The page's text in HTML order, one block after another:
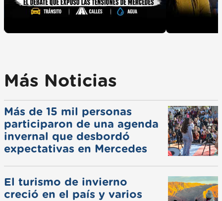
Más Noticias
Más de 15 mil personas
participaron de una agenda
invernal que desbordó
expectativas en Mercedes
El turismo de invierno
creció en el país y varios